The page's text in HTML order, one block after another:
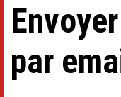
par